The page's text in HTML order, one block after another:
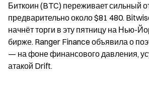
Биткоин (BTC) переживает сильный
предварительно около $81 480.
начнёт торги в эту пятницу на Нью-
бирже. Ranger Finance объявила о
— на фоне финансового давления,
атакой Drift.